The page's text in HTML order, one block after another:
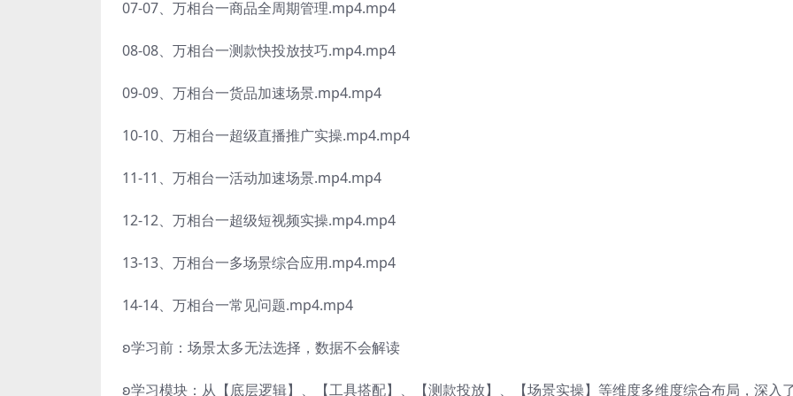
07-07、万相台一商品全周期管理.mp4.mp4
08-08、万相台一测款快投放技巧.mp4.mp4
09-09、万相台一货品加速场景.mp4.mp4
10-10、万相台一超级直播推广实操.mp4.mp4
11-11、万相台一活动加速场景.mp4.mp4
12-12、万相台一超级短视频实操.mp4.mp4
13-13、万相台一多场景综合应用.mp4.mp4
14-14、万相台一常见问题.mp4.mp4
ʚ学习前：场景太多无法选择，数据不会解读
ʚ学习模块：从【底层逻辑】、【工具搭配】、【测款投放】、【场景实操】等维度多维度综合布局，深入